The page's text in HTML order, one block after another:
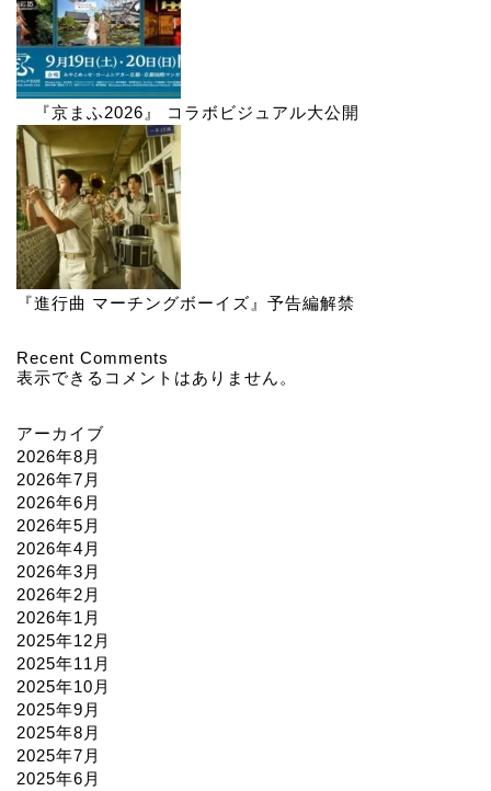
『京まふ2026』 コラボビジュアル大公開
『進行曲 マーチングボーイズ』予告編解禁
Recent Comments
表示できるコメントはありません。
アーカイブ
2026年8月
2026年7月
2026年6月
2026年5月
2026年4月
2026年3月
2026年2月
2026年1月
2025年12月
2025年11月
2025年10月
2025年9月
2025年8月
2025年7月
2025年6月